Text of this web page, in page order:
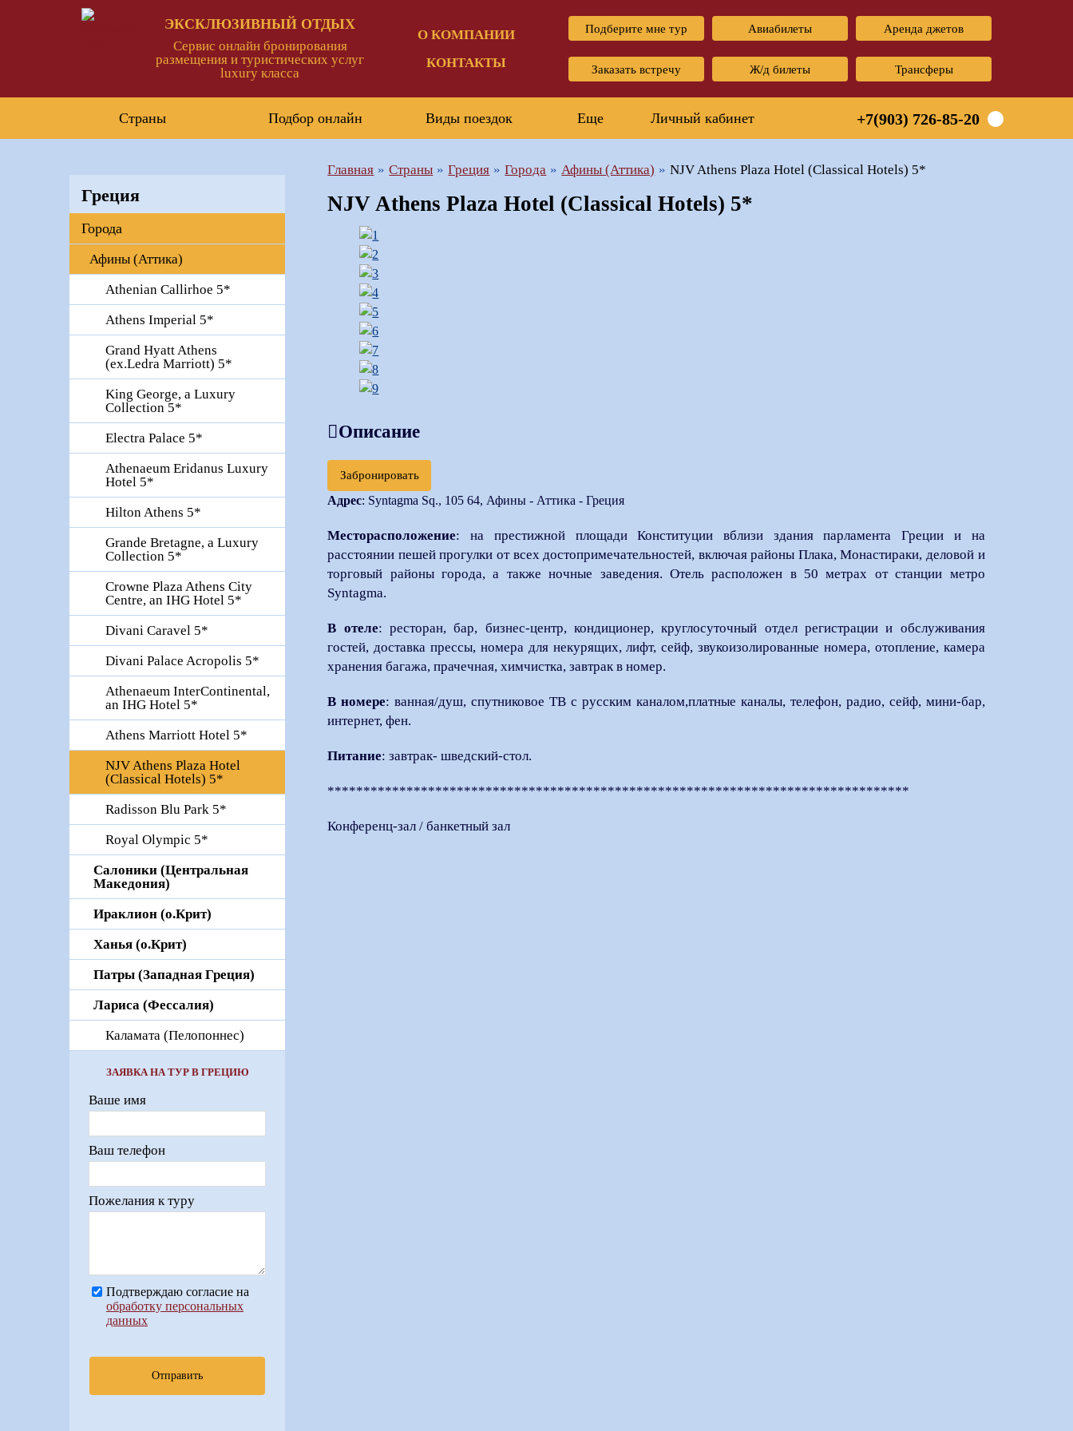
ЭКСКЛЮЗИВНЫЙ ОТДЫХ
Сервис онлайн бронирования
размещения и туристических услуг
luxury класса
О КОМПАНИИ
КОНТАКТЫ
Подберите мне тур Авиабилеты Аренда джетов
Заказать встречу Ж/д билеты Трансферы
Страны Подбор онлайн Виды поездок Еще Личный кабинет +7(903) 726-85-20
Главная Страны Греция Города Афины (Аттика) NJV Athens Plaza Hotel (Classical Hotels) 5*
NJV Athens Plaza Hotel (Classical Hotels) 5*
Описание
Забронировать
Адрес: Syntagma Sq., 105 64, Афины - Аттика - Греция
Месторасположение: на престижной площади Конституции вблизи здания парламента Греции и на
расстоянии пешей прогулки от всех достопримечательностей, включая районы Плака, Монастираки, деловой и
торговый районы города, а также ночные заведения. Отель расположен в 50 метрах от станции метро
Syntagma.
В отеле: ресторан, бар, бизнес-центр, кондиционер, круглосуточный отдел регистрации и обслуживания
гостей, доставка прессы, номера для некурящих, лифт, сейф, звукоизолированные номера, отопление, камера
хранения багажа, прачечная, химчистка, завтрак в номер.
В номере: ванная/душ, спутниковое ТВ с русским каналом,платные каналы, телефон, радио, сейф, мини-бар,
интернет, фен.
Питание: завтрак- шведский-стол.
*********************************************************************************
Конференц-зал / банкетный зал
Греция
Города
Афины (Аттика)
Athenian Callirhoe 5*
Athens Imperial 5*
Grand Hyatt Athens
(ex.Ledra Marriott) 5*
King George, a Luxury
Collection 5*
Electra Palace 5*
Athenaeum Eridanus Luxury
Hotel 5*
Hilton Athens 5*
Grande Bretagne, a Luxury
Collection 5*
Crowne Plaza Athens City
Centre, an IHG Hotel 5*
Divani Caravel 5*
Divani Palace Acropolis 5*
Athenaeum InterContinental,
an IHG Hotel 5*
Athens Marriott Hotel 5*
NJV Athens Plaza Hotel
(Classical Hotels) 5*
Radisson Blu Park 5*
Royal Olympic 5*
Салоники (Центральная
Македония)
Ираклион (о.Крит)
Ханья (о.Крит)
Патры (Западная Греция)
Лариса (Фессалия)
Каламата (Пелопоннес)
ЗАЯВКА НА ТУР В ГРЕЦИЮ
Ваше имя
Ваш телефон
Пожелания к туру
Подтверждаю согласие на
обработку персональных
данных
Отправить